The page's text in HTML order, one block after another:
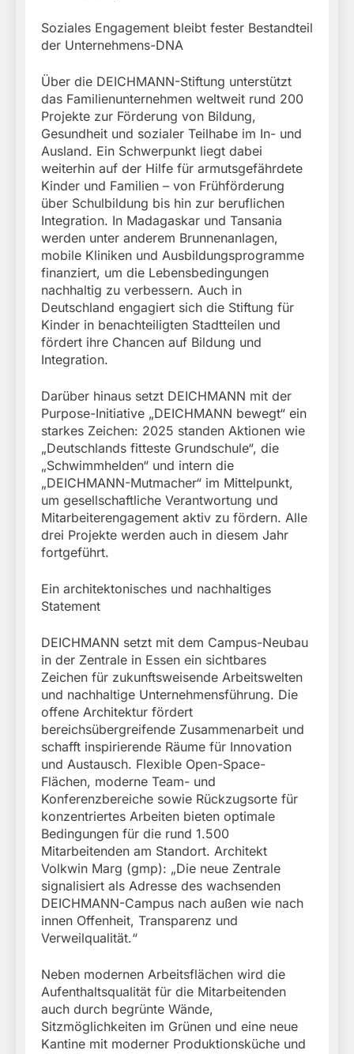
Soziales Engagement bleibt fester Bestandteil
der Unternehmens-DNA
Über die DEICHMANN-Stiftung unterstützt
das Familienunternehmen weltweit rund 200
Projekte zur Förderung von Bildung,
Gesundheit und sozialer Teilhabe im In- und
Ausland. Ein Schwerpunkt liegt dabei
weiterhin auf der Hilfe für armutsgefährdete
Kinder und Familien – von Frühförderung
über Schulbildung bis hin zur beruflichen
Integration. In Madagaskar und Tansania
werden unter anderem Brunnenanlagen,
mobile Kliniken und Ausbildungsprogramme
finanziert, um die Lebensbedingungen
nachhaltig zu verbessern. Auch in
Deutschland engagiert sich die Stiftung für
Kinder in benachteiligten Stadtteilen und
fördert ihre Chancen auf Bildung und
Integration.
Darüber hinaus setzt DEICHMANN mit der
Purpose-Initiative „DEICHMANN bewegt“ ein
starkes Zeichen: 2025 standen Aktionen wie
„Deutschlands fitteste Grundschule“, die
„Schwimmhelden“ und intern die
„DEICHMANN-Mutmacher“ im Mittelpunkt,
um gesellschaftliche Verantwortung und
Mitarbeiterengagement aktiv zu fördern. Alle
drei Projekte werden auch in diesem Jahr
fortgeführt.
Ein architektonisches und nachhaltiges
Statement
DEICHMANN setzt mit dem Campus-Neubau
in der Zentrale in Essen ein sichtbares
Zeichen für zukunftsweisende Arbeitswelten
und nachhaltige Unternehmensführung. Die
offene Architektur fördert
bereichsübergreifende Zusammenarbeit und
schafft inspirierende Räume für Innovation
und Austausch. Flexible Open-Space-
Flächen, moderne Team- und
Konferenzbereiche sowie Rückzugsorte für
konzentriertes Arbeiten bieten optimale
Bedingungen für die rund 1.500
Mitarbeitenden am Standort. Architekt
Volkwin Marg (gmp): „Die neue Zentrale
signalisiert als Adresse des wachsenden
DEICHMANN-Campus nach außen wie nach
innen Offenheit, Transparenz und
Verweilqualität.“
Neben modernen Arbeitsflächen wird die
Aufenthaltsqualität für die Mitarbeitenden
auch durch begrünte Wände,
Sitzmöglichkeiten im Grünen und eine neue
Kantine mit moderner Produktionsküche und